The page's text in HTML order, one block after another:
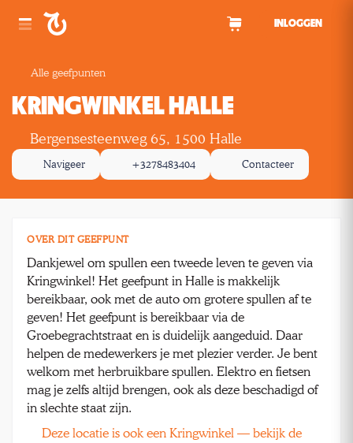
INLOGGEN
Alle geefpunten
KRINGWINKEL HALLE
Bergensesteenweg 65, 1500 Halle
Navigeer +3278483404 Contacteer
OVER DIT GEEFPUNT
Dankjewel om spullen een tweede leven te geven via
Kringwinkel! Het geefpunt in Halle is makkelijk
bereikbaar, ook met de auto om grotere spullen af te
geven! Het geefpunt is bereikbaar via de
Groebegrachtstraat en is duidelijk aangeduid. Daar
helpen de medewerkers je met plezier verder. Je bent
welkom met herbruikbare spullen. Elektro en fietsen
mag je zelfs altijd brengen, ook als deze beschadigd of
in slechte staat zijn.
Deze locatie is ook een Kringwinkel — bekijk de